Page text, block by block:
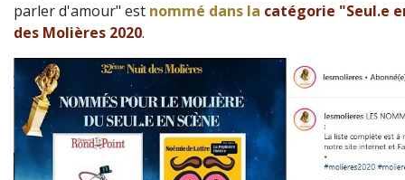
parler d'amour" est nommé dans la catégorie "Seul.e
des Molières 2020.